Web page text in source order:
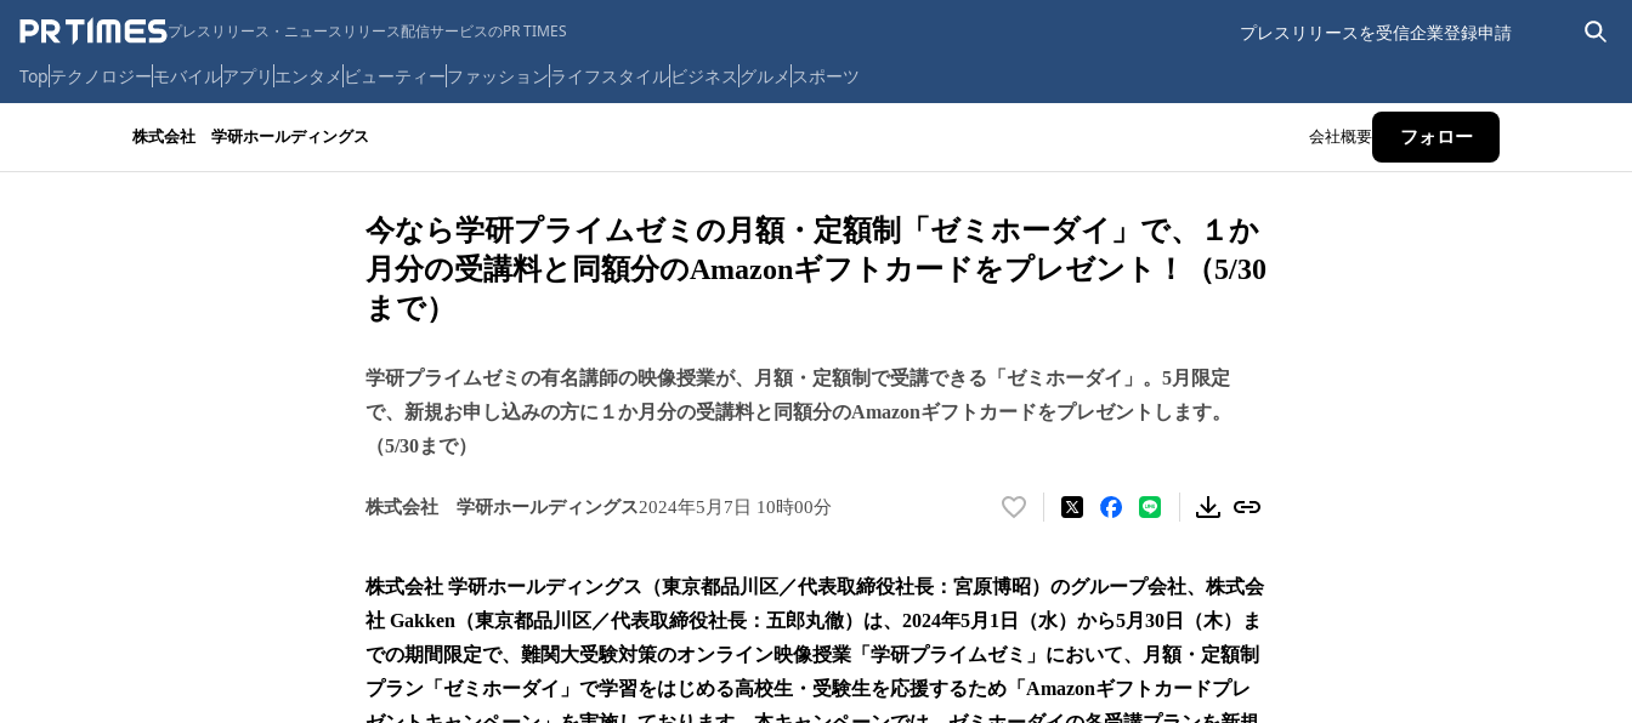
プレスリリース・ニュースリリース配信サービスのPR TIMES プレスリリースを受信企業登録申請
Topテクノロジーモバイルアプリ エンタメ ビューティーファッションライフスタイルビジネス グルメ スポーツ
株式会社 学研ホールディングス 会社概要 フォロー
今なら学研プライムゼミの月額・定額制「ゼミホーダイ」で、１か
月分の受講料と同額分のAmazonギフトカードをプレゼント！（5/30
まで）
学研プライムゼミの有名講師の映像授業が、月額・定額制で受講できる「ゼミホーダイ」。5月限定
で、新規お申し込みの方に１か月分の受講料と同額分のAmazonギフトカードをプレゼントします。
（5/30まで）
株式会社 学研ホールディングス2024年5月7日 10時00分
い
！
数
を
み
株式会社 学研ホールディングス（東京都品川区／代表取締役社長：宮原博昭）のグループ会社、株式会
社 Gakken（東京都品川区／代表取締役社長：五郎丸徹）は、2024年5月1日（水）から5月30日（木）ま
での期間限定で、難関大受験対策のオンライン映像授業「学研プライムゼミ」において、月額・定額制
プラン「ゼミホーダイ」で学習をはじめる高校生・受験生を応援するため「Amazonギフトカードプレ